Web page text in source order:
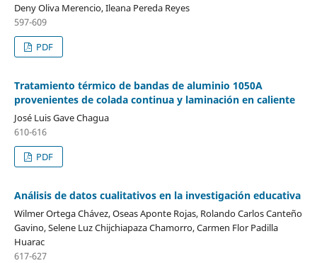
Deny Oliva Merencio, Ileana Pereda Reyes
597-609
PDF
Tratamiento térmico de bandas de aluminio 1050A
provenientes de colada continua y laminación en caliente
José Luis Gave Chagua
610-616
PDF
Análisis de datos cualitativos en la investigación educativa
Wilmer Ortega Chávez, Oseas Aponte Rojas, Rolando Carlos Canteño
Gavino, Selene Luz Chijchiapaza Chamorro, Carmen Flor Padilla
Huarac
617-627